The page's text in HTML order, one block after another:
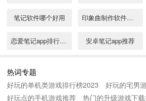
微信视频号@印象笔记
1. 解决小红书图片剪藏不了的问题
2. 优化产品体验及性能
笔记软件哪个好用 印象曲制作软件排行榜
恋爱笔记app排行2022 安卓笔记app推荐
自由笔记app下载 免费的笔记软件推荐
热词专题
好玩的单机类游戏排行榜2023
好玩的宅男
好玩点的手机游戏推荐
热门的升级游戏下